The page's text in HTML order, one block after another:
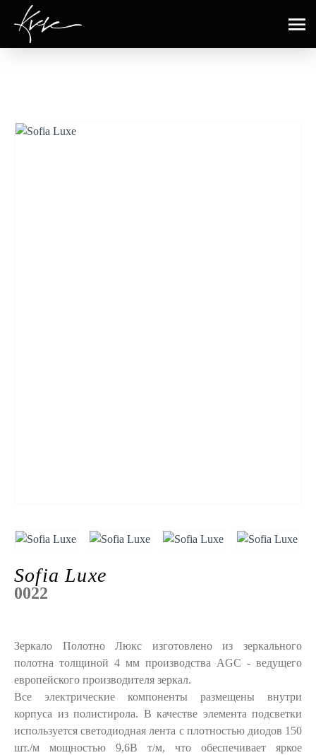
Sofia Luxe
Зеркало Полотно Люкс изготовлено из зеркального
полотна толщиной 4 мм производства AGC - ведущего
европейского производителя зеркал.
Все электрические компоненты размещены внутри
корпуса из полистирола. В качестве элемента подсветки
используется светодиодная лента с плотностью диодов 150
шт./м мощностью 9,6В т/м, что обеспечивает яркое
0022